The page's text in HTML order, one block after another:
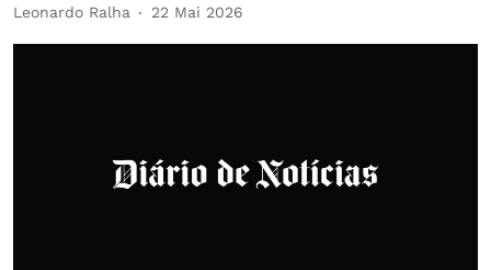
Leonardo Ralha 22 Mai 2026